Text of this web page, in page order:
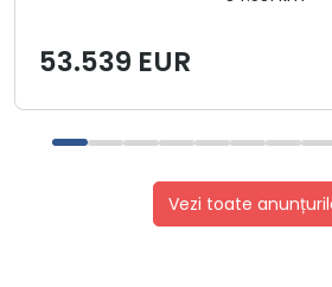
53.539 EUR
Vezi toate